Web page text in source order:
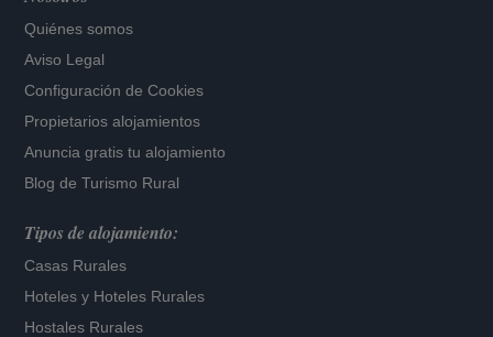
Quiénes somos
Aviso Legal
Configuración de Cookies
Propietarios alojamientos
Anuncia gratis tu alojamiento
Blog de Turismo Rural
Tipos de alojamiento:
Casas Rurales
Hoteles y Hoteles Rurales
Hostales Rurales